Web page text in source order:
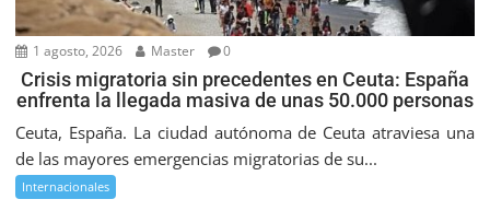
1 agosto, 2026 Master 0
Crisis migratoria sin precedentes en Ceuta: España
enfrenta la llegada masiva de unas 50.000 personas
Ceuta, España. La ciudad autónoma de Ceuta atraviesa una
de las mayores emergencias migratorias de su...
Internacionales